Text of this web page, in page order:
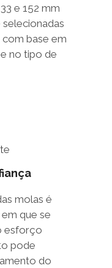
e 152 mm
selecionadas
base em
no tipo de
molas é
que se
esforço
pode
do